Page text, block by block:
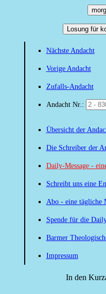
Losung für
Nächste Andacht
Vorige Andacht
Zufalls-Andacht
Andacht Nr.:
Übersicht der
Die Schreiber der
Daily-Message -
Schreibt uns eine
Abo - eine tägliche
Spende für die
Barmer
Impressum
In den